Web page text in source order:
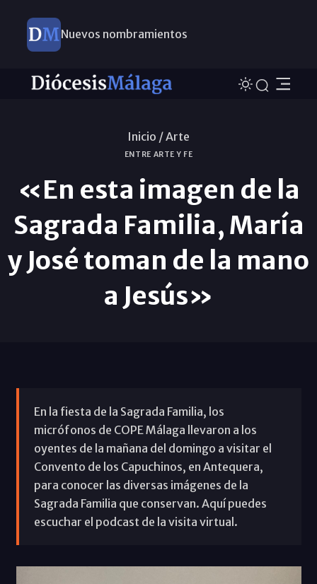
Nuevos nombramientos
Inicio /Arte
ENTRE ARTE Y FE
«En esta imagen de la
Sagrada Familia, María
y José toman de la mano
a Jesús»
En la fiesta de la Sagrada Familia, los
micrófonos de COPE Málaga llevaron a los
oyentes de la mañana del domingo a visitar el
Convento de los Capuchinos, en Antequera,
para conocer las diversas imágenes de la
Sagrada Familia que conservan. Aquí puedes
escuchar el podcast de la visita virtual.